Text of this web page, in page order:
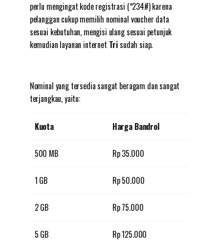
perlu mengingat kode registrasi (*234#) karena
pelanggan cukup memilih nominal voucher data
sesuai kebutuhan, mengisi ulang sesuai petunjuk
kemudian layanan internet Trisudah siap.
Nominal yang tersedia sangat beragam dan sangat
terjangkau, yaitu:
Kuota Harga Bandrol
500 MB Rp 35.000
1 GB Rp 50.000
2 GB Rp 75.000
5 GB Rp 125.000